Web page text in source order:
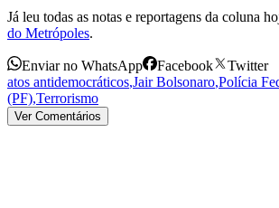
Já leu todas as notas e reportagens da coluna
do Metrópoles.
Enviar no WhatsApp Facebook
Twitter
atos antidemocráticos,Jair Bolsonaro,Polícia
(PF),Terrorismo
Ver Comentários